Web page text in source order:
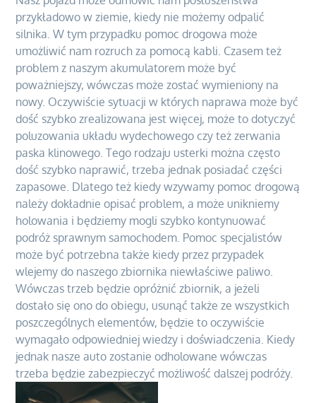
przykładowo w ziemie, kiedy nie możemy odpalić
silnika. W tym przypadku pomoc drogowa może
umożliwić nam rozruch za pomocą kabli. Czasem też
problem z naszym akumulatorem może być
poważniejszy, wówczas może zostać wymieniony na
nowy. Oczywiście sytuacji w których naprawa może być
dość szybko zrealizowana jest więcej, może to dotyczyć
poluzowania układu wydechowego czy też zerwania
paska klinowego. Tego rodzaju usterki można często
dość szybko naprawić, trzeba jednak posiadać części
zapasowe. Dlatego też kiedy wzywamy pomoc drogową
należy dokładnie opisać problem, a może unikniemy
holowania i będziemy mogli szybko kontynuować
podróż sprawnym samochodem. Pomoc specjalistów
może być potrzebna także kiedy przez przypadek
wlejemy do naszego zbiornika niewłaściwe paliwo.
Wówczas trzeb będzie opróżnić zbiornik, a jeżeli
dostało się ono do obiegu, usunąć także ze wszystkich
poszczególnych elementów, będzie to oczywiście
wymagało odpowiedniej wiedzy i doświadczenia. Kiedy
jednak nasze auto zostanie odholowane wówczas
trzeba będzie zabezpieczyć możliwość dalszej podróży.